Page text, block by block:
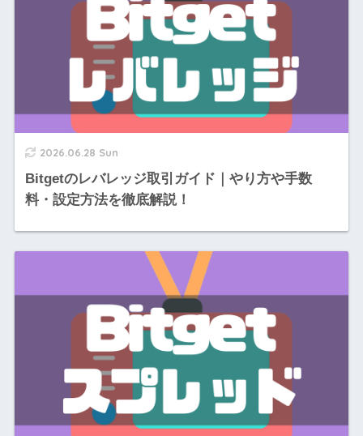
2026.06.28 Sun
Bitgetのレバレッジ取引ガイド｜やり方や手数
料・設定方法を徹底解説！